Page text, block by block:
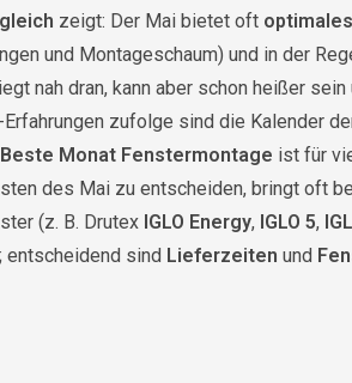
zeigt: Der Mai bietet oft
und Montageschaum) und in der
nah dran, kann aber schon heißer sein
-Erfahrungen zufolge sind die Kalender
Beste Monat Fenstermontage ist für
des Mai zu entscheiden, bringt oft
(z. B. Drutex IGLO Energy, IGLO 5,
entscheidend sind Lieferzeiten und